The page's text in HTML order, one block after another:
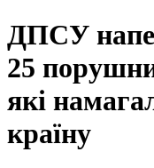
ДПСУ
25
які
країну